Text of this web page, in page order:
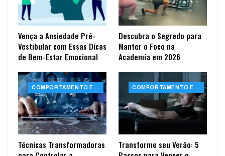
Vença a Ansiedade Pré-
Vestibular com Essas Dicas
de Bem-Estar Emocional
Descubra o Segredo para
Manter o Foco na
Academia em 2026
COMPORTAMENTO E SAÚDE
Técnicas Transformadoras
COMPORTAMENTO E SAÚDE
Transforme seu Verão: 5